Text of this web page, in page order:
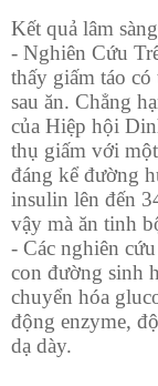
Kết quả lâm sàng
- Nghiên Cứu
thấy giấm táo
sau ăn. Chẳng
của Hiệp hội
thụ giấm với
đáng kể đường
insulin lên đến
vậy mà ăn tinh
- Các nghiên
con đường sinh
chuyển hóa
động enzyme,
dạ dày.